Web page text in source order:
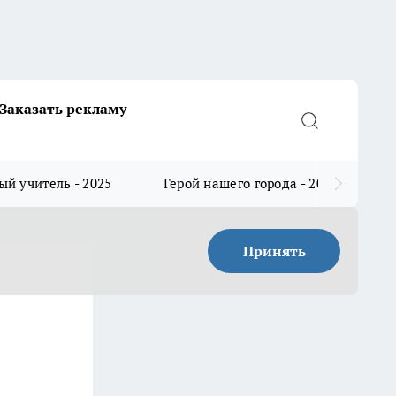
Заказать рекламу
учитель - 2025 Герой нашего города - 2025
Принять